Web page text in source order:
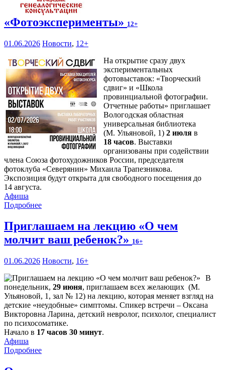
«Фотоэксперименты» 12+
01.06.2026 Новости, 12+
На открытие сразу двух
экспериментальных
фотовыставок: «Творческий
сдвиг» и «Школа
провинциальной фотографии.
Отчетные работы» приглашает
Вологодская областная
универсальная библиотека
(М. Ульяновой, 1) 2 июля в
18 часов. Выставки
организованы при содействии
члена Союза фотохудожников России, председателя
фотоклуба «Северянин» Михаила Трапезникова.
Экспозиция будут открыта для свободного посещения до
14 августа.
Афиша
Подробнее
Приглашаем на лекцию «О чем
молчит ваш ребенок?» 16+
01.06.2026 Новости, 16+
В
понедельник, 29 июня, приглашаем всех желающих (М.
Ульяновой, 1, зал № 12) на лекцию, которая меняет взгляд на
детские «неудобные» симптомы. Спикер встречи – Оксана
Викторовна Ларина, детский невролог, психолог, специалист
по психосоматике.
Начало в 17 часов 30 минут.
Афиша
Подробнее